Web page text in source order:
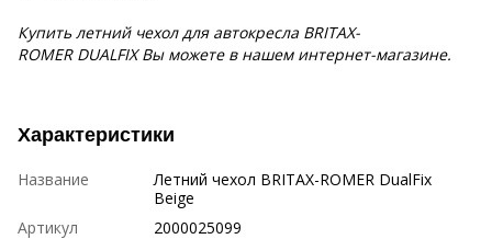
Купить летний чехол для автокресла BRITAX-
ROMER DUALFIX Вы можете в нашем интернет-магазине.
Характеристики
Название
Летний чехол BRITAX-ROMER DualFix
Beige
Артикул
2000025099